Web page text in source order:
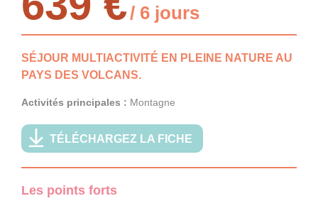
/ 6 jours
SÉJOUR MULTIACTIVITÉ EN PLEINE NATURE AU
PAYS DES VOLCANS.
Activités principales : Montagne
TÉLÉCHARGEZ LA FICHE
Les points forts